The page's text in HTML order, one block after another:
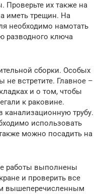
их также на
иметь трещин. На
необходимо намотать
разводного ключа
сборки. Особых
не встретите. Главное –
и о том, чтобы
к раковине.
канализационную трубу.
использовать
можно посадить на
работы выполнены
и проверить все
вышеперечисленным